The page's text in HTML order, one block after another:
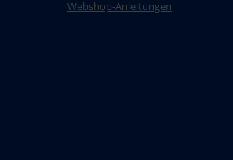
Webshop-Anleitungen